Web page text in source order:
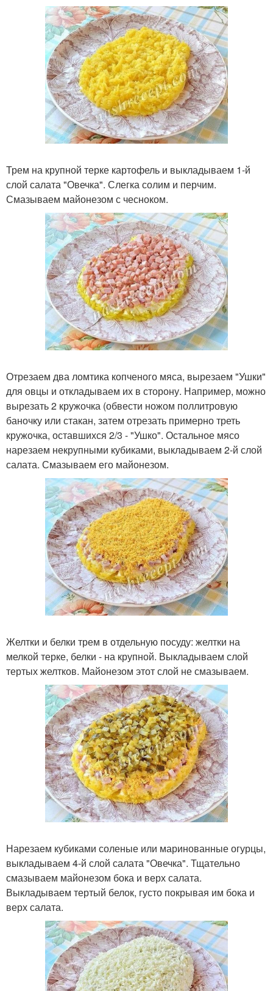
Трем на крупной терке картофель и выкладываем 1-й
слой салата "Овечка". Слегка солим и перчим.
Смазываем майонезом с чесноком.
Отрезаем два ломтика копченого мяса, вырезаем "Ушки"
для овцы и откладываем их в сторону. Например, можно
вырезать 2 кружочка (обвести ножом поллитровую
баночку или стакан, затем отрезать примерно треть
кружочка, оставшихся 2/3 - "Ушко". Остальное мясо
нарезаем некрупными кубиками, выкладываем 2-й слой
салата. Смазываем его майонезом.
Желтки и белки трем в отдельную посуду: желтки на
мелкой терке, белки - на крупной. Выкладываем слой
тертых желтков. Майонезом этот слой не смазываем.
Нарезаем кубиками соленые или маринованные огурцы,
выкладываем 4-й слой салата "Овечка". Тщательно
смазываем майонезом бока и верх салата.
Выкладываем тертый белок, густо покрывая им бока и
верх салата.